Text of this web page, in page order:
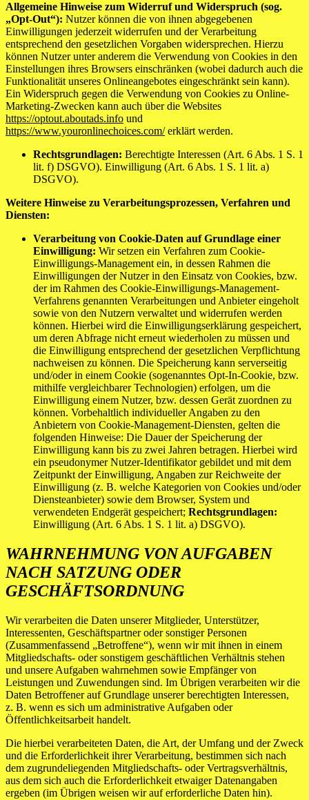
Allgemeine Hinweise zum Widerruf und Widerspruch (sog.
„Opt-Out“): Nutzer können die von ihnen abgegebenen
Einwilligungen jederzeit widerrufen und der Verarbeitung
entsprechend den gesetzlichen Vorgaben widersprechen. Hierzu
können Nutzer unter anderem die Verwendung von Cookies in den
Einstellungen ihres Browsers einschränken (wobei dadurch auch die
Funktionalität unseres Onlineangebotes eingeschränkt sein kann).
Ein Widerspruch gegen die Verwendung von Cookies zu Online-
Marketing-Zwecken kann auch über die Websites
https://optout.aboutads.info und
https://www.youronlinechoices.com/erklärt werden.
Rechtsgrundlagen: Berechtigte Interessen (Art. 6 Abs. 1 S. 1
lit. f) DSGVO). Einwilligung (Art. 6 Abs. 1 S. 1 lit. a)
DSGVO).
Weitere Hinweise zu Verarbeitungsprozessen, Verfahren und
Diensten:
Verarbeitung von Cookie-Daten auf Grundlage einer
Einwilligung: Wir setzen ein Verfahren zum Cookie-
Einwilligungs-Management ein, in dessen Rahmen die
Einwilligungen der Nutzer in den Einsatz von Cookies, bzw.
der im Rahmen des Cookie-Einwilligungs-Management-
Verfahrens genannten Verarbeitungen und Anbieter eingeholt
sowie von den Nutzern verwaltet und widerrufen werden
können. Hierbei wird die Einwilligungserklärung gespeichert,
um deren Abfrage nicht erneut wiederholen zu müssen und
die Einwilligung entsprechend der gesetzlichen Verpflichtung
nachweisen zu können. Die Speicherung kann serverseitig
und/oder in einem Cookie (sogenanntes Opt-In-Cookie, bzw.
mithilfe vergleichbarer Technologien) erfolgen, um die
Einwilligung einem Nutzer, bzw. dessen Gerät zuordnen zu
können. Vorbehaltlich individueller Angaben zu den
Anbietern von Cookie-Management-Diensten, gelten die
folgenden Hinweise: Die Dauer der Speicherung der
Einwilligung kann bis zu zwei Jahren betragen. Hierbei wird
ein pseudonymer Nutzer-Identifikator gebildet und mit dem
Zeitpunkt der Einwilligung, Angaben zur Reichweite der
Einwilligung (z. B. welche Kategorien von Cookies und/oder
Diensteanbieter) sowie dem Browser, System und
verwendeten Endgerät gespeichert; Rechtsgrundlagen:
Einwilligung (Art. 6 Abs. 1 S. 1 lit. a) DSGVO).
WAHRNEHMUNG VON AUFGABEN
NACH SATZUNG ODER
GESCHÄFTSORDNUNG
Wir verarbeiten die Daten unserer Mitglieder, Unterstützer,
Interessenten, Geschäftspartner oder sonstiger Personen
(Zusammenfassend „Betroffene“), wenn wir mit ihnen in einem
Mitgliedschafts- oder sonstigem geschäftlichen Verhältnis stehen
und unsere Aufgaben wahrnehmen sowie Empfänger von
Leistungen und Zuwendungen sind. Im Übrigen verarbeiten wir die
Daten Betroffener auf Grundlage unserer berechtigten Interessen,
z. B. wenn es sich um administrative Aufgaben oder
Öffentlichkeitsarbeit handelt.
Die hierbei verarbeiteten Daten, die Art, der Umfang und der Zweck
und die Erforderlichkeit ihrer Verarbeitung, bestimmen sich nach
dem zugrundeliegenden Mitgliedschafts- oder Vertragsverhältnis,
aus dem sich auch die Erforderlichkeit etwaiger Datenangaben
ergeben (im Übrigen weisen wir auf erforderliche Daten hin).